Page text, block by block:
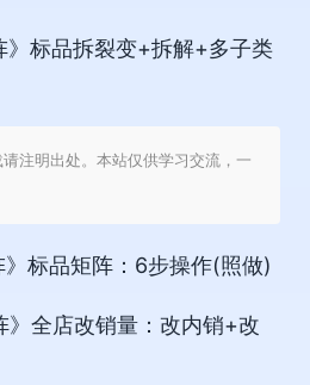
》标品拆裂变+拆解+多子类
注明出处。本站仅供学习交流，一
标品矩阵：6步操作(照做)
》全店改销量：改内销+改